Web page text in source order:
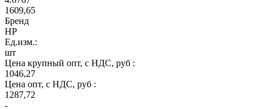
1609,65
Бренд
НР
Ед.изм.:
шт
Цена крупный опт, с НДС, руб :
1046,27
Цена опт, с НДС, руб :
1287,72
-